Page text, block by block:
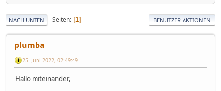
NACH UNTEN Seiten 1 BENUTZER-AKTIONEN
plumba
25. Juni 2022, 02:49:49
Hallo miteinander,